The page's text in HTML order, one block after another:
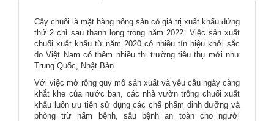
Cây chuối là mặt hàng nông sản có giá trị xuất khẩu đứng
thứ 2 chỉ sau thanh long trong năm 2022. Việc sản xuất
chuối xuất khẩu từ năm 2020 có nhiều tín hiệu khởi sắc
do Việt Nam có thêm nhiều thị trường tiêu thụ mới như
Trung Quốc, Nhật Bản.
Với việc mở rộng quy mô sản xuất và yêu cầu ngày càng
khắt khe của nước bạn, các nhà vườn trồng chuối xuất
khẩu luôn ưu tiên sử dụng các chế phẩm dinh dưỡng và
phòng trừ nấm bệnh, sâu bệnh an toàn cho người